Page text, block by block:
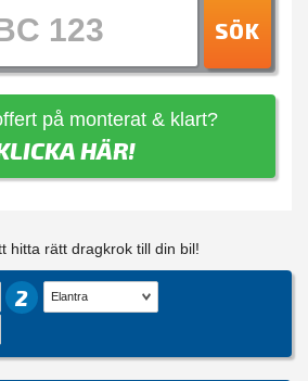
SÖK
på monterat & klart?
HÄR!
hitta rätt dragkrok till din bil!
2